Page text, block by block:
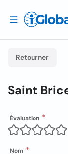
Retourner
Saint
Évaluation
Nom